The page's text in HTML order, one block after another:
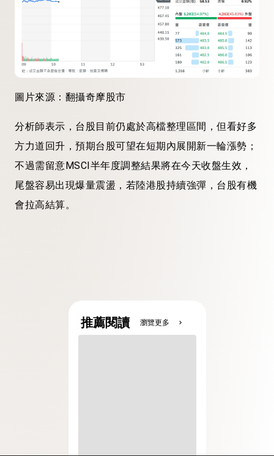
圖片來源：翻攝奇摩股市
分析師表示，台股目前仍處於高檔整理區間，但看好多
方力道回升，預期台股可望在短期內展開新一輪漲勢；
不過需留意MSCI半年度調整結果將在今天收盤生效，
尾盤容易出現爆量震盪，若陸港股持續強彈，台股有機
會拉高結算。
推薦閱讀 瀏覽更多 chevron_right